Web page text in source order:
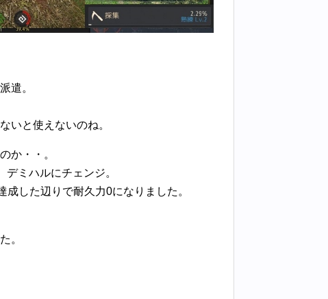
遣。
いと使えないのね。
か・・。
ミハルにチェンジ。
した辺りで耐久力0になりました。
。